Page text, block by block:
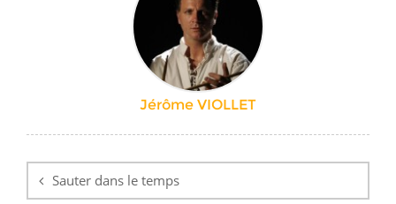
Jérôme VIOLLET
de
l’article
Sauter dans le temps